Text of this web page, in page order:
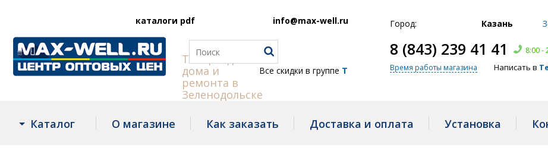
Товары для
дома и
ремонта в
Зеленодольске
каталоги pdf info@max-well.ru
Все скидки в группеTelegram, ← жми!
Город: Казань
8 (843) 239 41 41
8:00 -
Время работы магазина
Написать в
Каталог О магазине Как заказать Доставка и оплата Установка